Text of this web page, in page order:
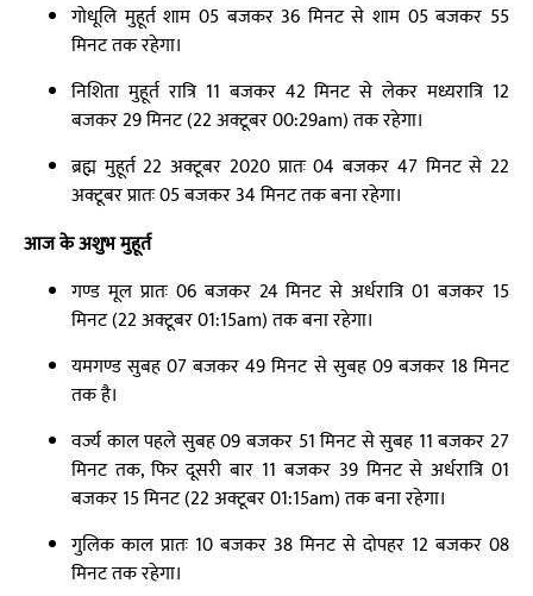
गोधूलि मुहूर्त शाम 05 बजकर 36 मिनट से शाम 05 बजकर 55
मिनट तक रहेगा।
निशिता मुहूर्त रात्रि 11 बजकर 42 मिनट से लेकर मध्यरात्रि 12
बजकर 29 मिनट (22 अक्टूबर 00:29am) तक रहेगा।
ब्रह्म मुहूर्त 22 अक्टूबर 2020 प्रातः 04 बजकर 47 मिनट से 22
अक्टूबर प्रातः 05 बजकर 34 मिनट तक बना रहेगा।
आज के अशुभ मुहूर्त
गण्ड मूल प्रातः 06 बजकर 24 मिनट से अर्धरात्रि 01 बजकर 15
मिनट (22 अक्टूबर 01:15am) तक बना रहेगा।
यमगण्ड सुबह 07 बजकर 49 मिनट से सुबह 09 बजकर 18 मिनट
तक है।
वर्ज्य काल पहले सुबह 09 बजकर 51 मिनट से सुबह 11 बजकर 27
मिनट तक, फिर दूसरी बार 11 बजकर 39 मिनट से अर्धरात्रि 01
बजकर 15 मिनट (22 अक्टूबर 01:15am) तक बना रहेगा।
गुलिक काल प्रातः 10 बजकर 38 मिनट से दोपहर 12 बजकर 08
मिनट तक रहेगा।